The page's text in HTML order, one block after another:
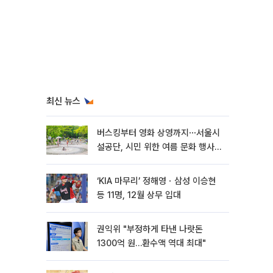
최신 뉴스
버스킹부터 영화 상영까지⋯서울시
설공단, 시민 위한 여름 문화 행사
‘KIA 마무리’ 정해영ㆍ삼성 이승현
등 11명, 12월 상무 입대
권익위 "부정하게 타낸 나랏돈
1300억 원…환수액 역대 최대"